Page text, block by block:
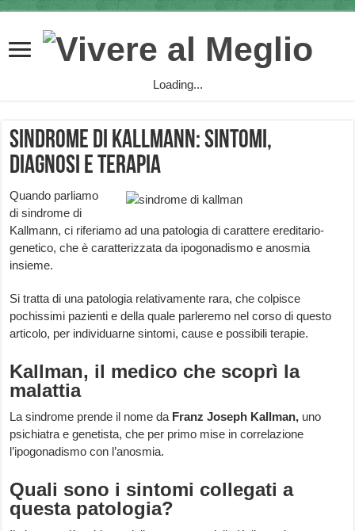
Loading...
Sindrome di Kallmann: sintomi,
diagnosi e terapia
Quando parliamo
di sindrome di
Kallmann, ci riferiamo ad una patologia di carattere ereditario-
genetico, che è caratterizzata da ipogonadismo e anosmia
insieme.
Si tratta di una patologia relativamente rara, che colpisce
pochissimi pazienti e della quale parleremo nel corso di questo
articolo, per individuarne sintomi, cause e possibili terapie.
Kallman, il medico che scoprì la
malattia
La sindrome prende il nome da Franz Joseph Kallman, uno
psichiatra e genetista, che per primo mise in correlazione
l’ipogonadismo con l’anosmia.
Quali sono i sintomi collegati a
questa patologia?